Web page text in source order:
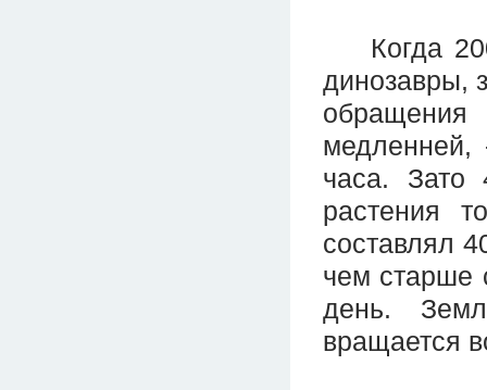
Когда
динозавры,
обращения
медленней,
часа. Зато
растения
составлял
чем старше
день.
вращается